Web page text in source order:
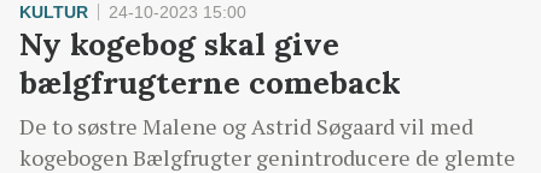
KULTUR 24-10-2023 15:00
Ny kogebog skal give
bælgfrugterne comeback
De to søstre Malene og Astrid Søgaard vil med
kogebogen Bælgfrugter genintroducere de glemte